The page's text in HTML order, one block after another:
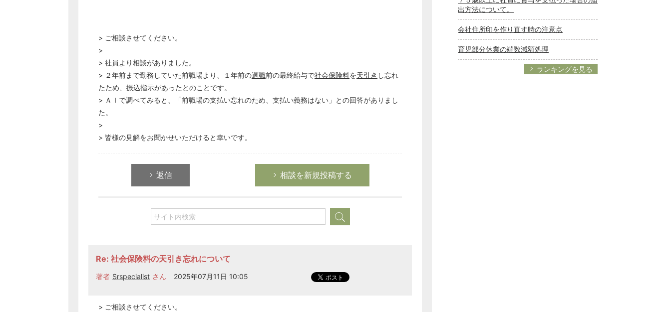
> ご相談させてください。
>
> 社員より相談がありました。
> ２年前まで勤務していた前職場より、１年前の退職前の最終給与で社会保険料を天引き し忘れ
たため、振込指示があったとのことです。
> ＡＩで調べてみると、「前職場の支払い忘れのため、支払い義務はない」との回答がありまし
た。
>
> 皆様の見解をお聞かせいただけると幸いです。
返信 相談を新規投稿する
Re: 社会保険料の天引き忘れについて
著者 Srspecialist さん 2025年07月11日 10:05
> ご相談させてください。
どのカテゴリーに投稿しますか？
労務管理
総務の給湯室
秘書のノウハウ
出方法について。
会社住所印を作り直す時の注意点
育児部分休業の端数減額処理
ランキングを見る